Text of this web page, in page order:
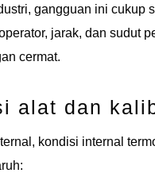
gangguan ini cukup
jarak, dan sudut
cermat.
alat dan
kondisi internal